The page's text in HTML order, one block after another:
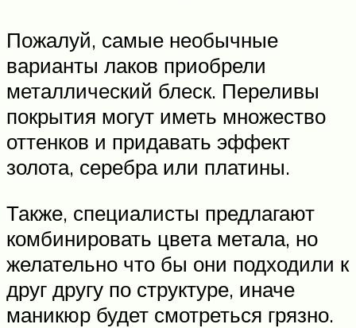
Пожалуй, самые необычные
варианты лаков приобрели
металлический блеск. Переливы
покрытия могут иметь множество
оттенков и придавать эффект
золота, серебра или платины.
Также, специалисты предлагают
комбинировать цвета метала, но
желательно что бы они подходили к
друг другу по структуре, иначе
маникюр будет смотреться грязно.